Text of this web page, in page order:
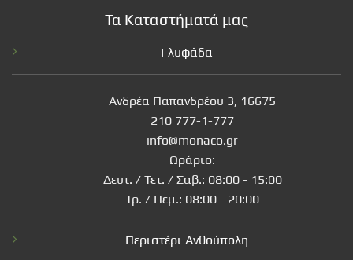
Τα Καταστήματά μας
Γλυφάδα
Ανδρέα Παπανδρέου 3, 16675
210 777-1-777
info@monaco.gr
Ωράριο:
Δευτ. / Τετ. / Σαβ.: 08:00 - 15:00
Τρ. / Πεμ.: 08:00 - 20:00
Περιστέρι Ανθούπολη